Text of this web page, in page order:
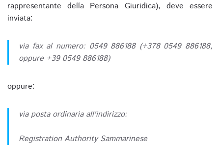
rappresentante della Persona Giuridica), deve essere
inviata:
via fax al numero: 0549 886188 (+378 0549 886188,
oppure +39 0549 886188)
oppure:
via posta ordinaria all'indirizzo:
Registration Authority Sammarinese